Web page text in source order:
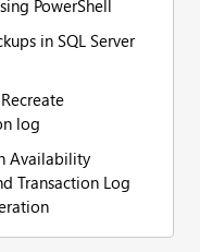
PowerShell
in SQL Server
log
Availability
Transaction Log